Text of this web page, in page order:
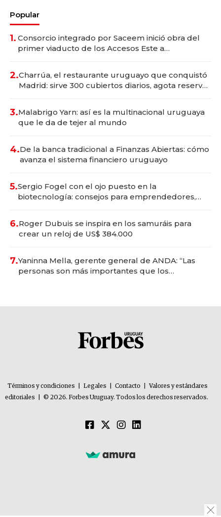
Popular
1. Consorcio integrado por Saceem inició obra del
primer viaducto de los Accesos Este a
2.Charrúa, el restaurante uruguayo que conquistó
Madrid: sirve 300 cubiertos diarios, agota reservas
3.Malabrigo Yarn: así es la multinacional uruguaya
que le da de tejer al mundo
4.De la banca tradicional a Finanzas Abiertas: cómo
avanza el sistema financiero uruguayo
5.Sergio Fogel con el ojo puesto en la
biotecnología: consejos para emprendedores,
6.Roger Dubuis se inspira en los samuráis para
crear un reloj de US$ 384.000
7.Yaninna Mella, gerente general de ANDA: “Las
personas son más importantes que los
Términos y condiciones Legales Contacto
Valores y estándares
editoriales
© 2026. Forbes Uruguay. Todos los derechos reservados.